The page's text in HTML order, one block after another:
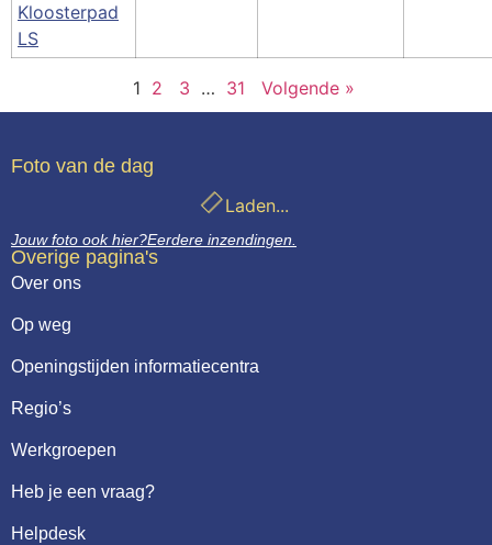
Kloosterpad
LS
1 2 3 … 31 Volgende »
Foto van de dag
Laden...
Jouw foto ook hier?Eerdere inzendingen.
Overige pagina's
Over ons
Op weg
Openingstijden informatiecentra
Regio’s
Werkgroepen
Heb je een vraag?
Helpdesk